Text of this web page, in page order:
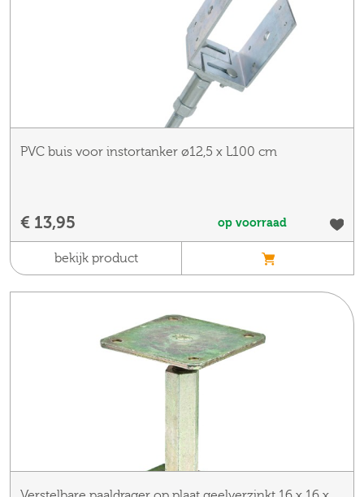
PVC buis voor instortanker ø12,5 x L100 cm
€ 13,95 op voorraad
bekijk product